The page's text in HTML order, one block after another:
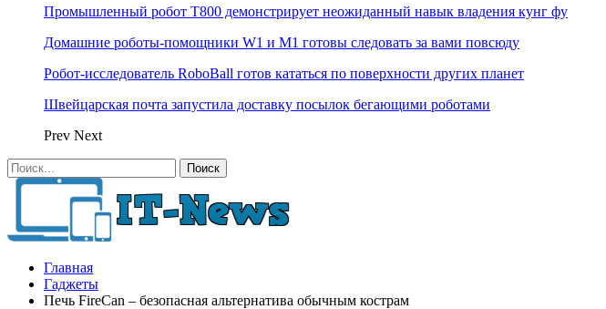
Промышленный робот Т800 демонстрирует неожиданный навык владения кунг фу
Домашние роботы-помощники W1 и M1 готовы следовать за вами повсюду
Робот-исследователь RoboBall готов кататься по поверхности других планет
Швейцарская почта запустила доставку посылок бегающими роботами
Prev Next
Главная
Гаджеты
Печь FireCan – безопасная альтернатива обычным кострам